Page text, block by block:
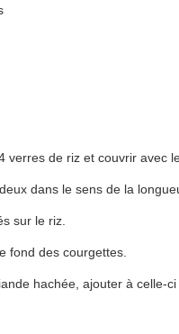
verres de riz et couvrir avec
dans le sens de la
sur le riz.
fond des courgettes.
hachée, ajouter à celle-